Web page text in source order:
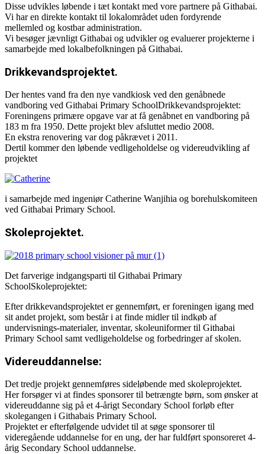
Disse udvikles løbende i tæt kontakt med vore partnere på Githabai.
Vi har en direkte kontakt til lokalområdet uden fordyrende
mellemled og kostbar administration.
Vi besøger jævnligt Githabai og udvikler og evaluerer projekterne i
samarbejde med lokalbefolkningen på Githabai.
Drikkevandsprojektet.
Der hentes vand fra den nye vandkiosk ved den genåbnede
vandboring ved Githabai Primary SchoolDrikkevandsprojektet:
Foreningens primære opgave var at få genåbnet en vandboring på
183 m fra 1950. Dette projekt blev afsluttet medio 2008.
En ekstra renovering var dog påkrævet i 2011.
Dertil kommer den løbende vedligeholdelse og videreudvikling af
projektet
i samarbejde med ingeniør Catherine Wanjihia og borehulskomiteen
ved Githabai Primary School.
Skoleprojektet.
Det farverige indgangsparti til Githabai Primary
SchoolSkoleprojektet:
Efter drikkevandsprojektet er gennemført, er foreningen igang med
sit andet projekt, som består i at finde midler til indkøb af
undervisnings-materialer, inventar, skoleuniformer til Githabai
Primary School samt vedligeholdelse og forbedringer af skolen.
Videreuddannelse:
Det tredje projekt gennemføres sideløbende med skoleprojektet.
Her forsøger vi at findes sponsorer til betrængte børn, som ønsker at
videreuddanne sig på et 4-årigt Secondary School forløb efter
skolegangen i Githabais Primary School.
Projektet er efterfølgende udvidet til at søge sponsorer til
videregående uddannelse for en ung, der har fuldført sponsoreret 4-
årig Secondary School uddannelse.